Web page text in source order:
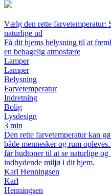
Vælg den rette farvetemperatur:
naturlige ud
Få dit hjems belysning til at
en behagelig atmosfære
Lamper
Lamper
Belysning
Farvetemperatur
Indretning
Bolig
Lysdesign
3 min
Den rette farvetemperatur kan
både mennesker og rum
får hudtoner til at se naturlige
indbydende miljø i dit hjem.
Karl Henningsen
Karl
Henningsen